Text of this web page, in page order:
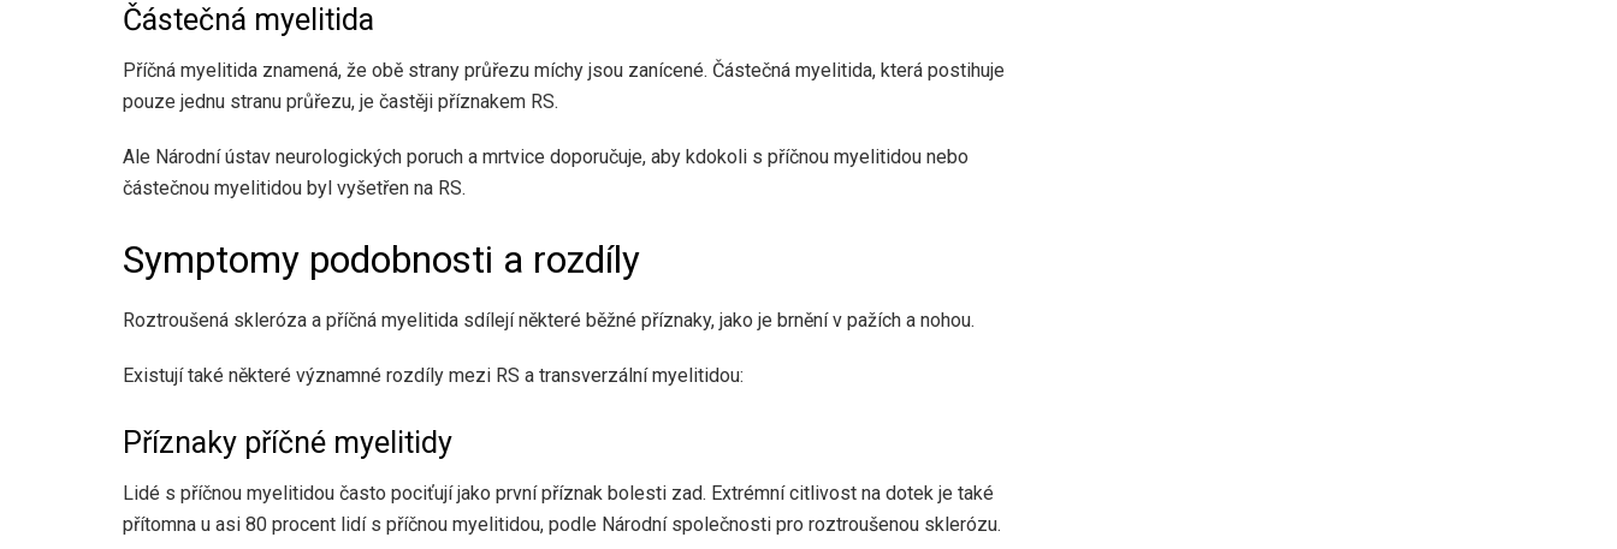
Částečná myelitida
Příčná myelitida znamená, že obě strany průřezu míchy jsou zanícené. Částečná myelitida, která postihuje
pouze jednu stranu průřezu, je častěji příznakem RS.
Ale Národní ústav neurologických poruch a mrtvice doporučuje, aby kdokoli s příčnou myelitidou nebo
částečnou myelitidou byl vyšetřen na RS.
Symptomy podobnosti a rozdíly
Roztroušená skleróza a příčná myelitida sdílejí některé běžné příznaky, jako je brnění v pažích a nohou.
Existují také některé významné rozdíly mezi RS a transverzální myelitidou:
Příznaky příčné myelitidy
Lidé s příčnou myelitidou často pociťují jako první příznak bolesti zad. Extrémní citlivost na dotek je také
přítomna u asi 80 procent lidí s příčnou myelitidou, podle Národní společnosti pro roztroušenou sklerózu.